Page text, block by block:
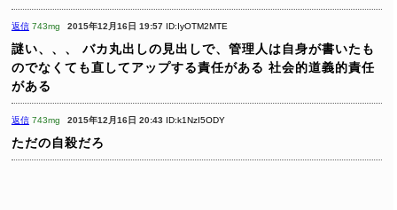
返信 743mg 2015年12月16日 19:57 ID:IyOTM2MTE
謎い、、、
バカ丸出しの見出しで、管理人は自身が書いたも
のでなくても直してアップする責任がある 社会的道義的責任
がある
返信 743mg 2015年12月16日 20:43 ID:k1NzI5ODY
ただの自殺だろ